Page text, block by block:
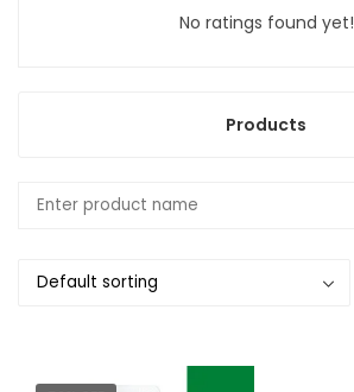
No ratings found yet!
Products